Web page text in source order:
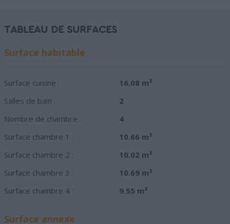
TABLEAU DE SURFACES
Surface habitable
Surface cuisine :
16.08 m²
Salles de bain :
2
Nombre de chambre :
4
Surface chambre 1 :
10.66 m²
Surface chambre 2 :
10.02 m²
Surface chambre 3 :
10.69 m²
Surface chambre 4 :
9.55 m²
Surface annexe